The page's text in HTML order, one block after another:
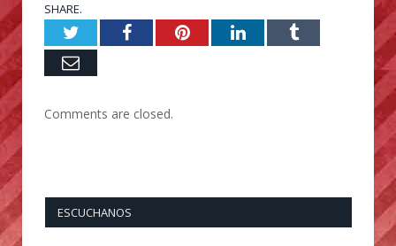
SHARE.
TwitterFacebookPinterestLinkedInTumblr
Email
Comments are closed.
ESCUCHANOS